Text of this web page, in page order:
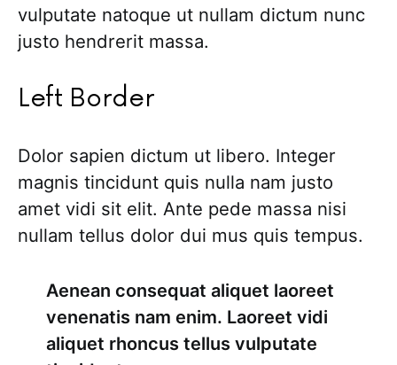
vulputate natoque ut nullam dictum nunc
justo hendrerit massa.
Left Border
Dolor sapien dictum ut libero. Integer
magnis tincidunt quis nulla nam justo
amet vidi sit elit. Ante pede massa nisi
nullam tellus dolor dui mus quis tempus.
Aenean consequat aliquet laoreet
venenatis nam enim. Laoreet vidi
aliquet rhoncus tellus vulputate